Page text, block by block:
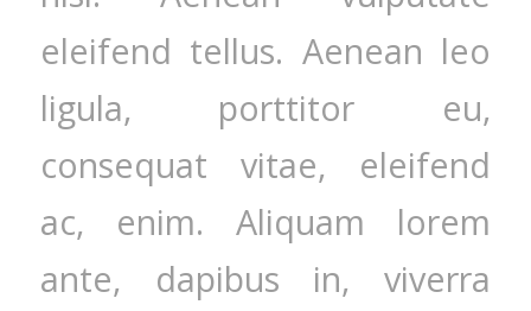
eleifend tellus. Aenean leo
ligula, porttitor eu,
consequat vitae, eleifend
ac, enim. Aliquam lorem
ante, dapibus in, viverra